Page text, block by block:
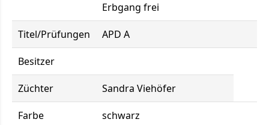
Erbgang frei
Titel/Prüfungen APD A
Besitzer
Züchter Sandra Viehöfer
Farbe schwarz